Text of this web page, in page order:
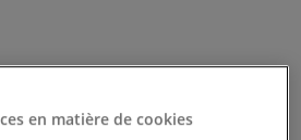
en matière de cookies